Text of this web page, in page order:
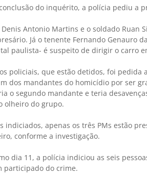
do inquérito, a polícia pediu a
Denis Antonio Martins e o soldado Ruan
Já o tenente Fernando Genauro
paulista- é suspeito de dirigir o carro
policiais, que estão detidos, foi pedida
dos mandantes do homicídio por ser
o segundo mandante e teria
olheiro do grupo.
indiciados, apenas os três PMs estão
conforme a investigação.
dia 11, a polícia indiciou as seis
participado do crime.